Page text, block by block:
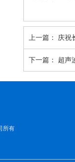
上一篇： 庆祝
下一篇： 超声
所有